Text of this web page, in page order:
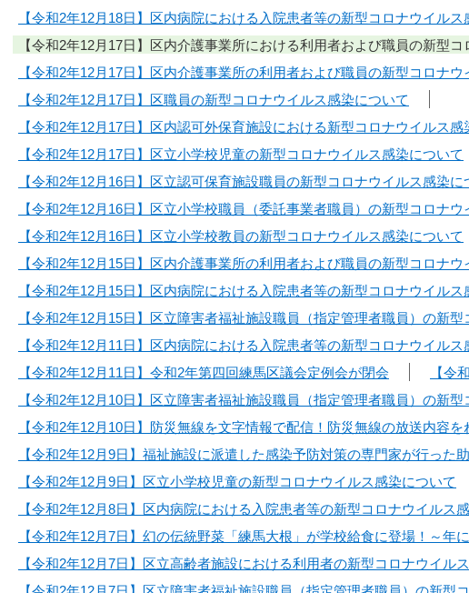
【令和2年12月18日】区内病院における入院患者等の新型コロナウイルス
【令和2年12月17日】区内介護事業所における利用者および職員の新型
【令和2年12月17日】区内介護事業所の利用者および職員の新型コロナウ
【令和2年12月17日】区職員の新型コロナウイルス感染について
【令和2年12月17日】区内認可外保育施設における新型コロナウイルス感
【令和2年12月17日】区立小学校児童の新型コロナウイルス感染について
【令和2年12月16日】区立認可保育施設職員の新型コロナウイルス感染に
【令和2年12月16日】区立小学校職員（委託事業者職員）の新型コロナ
【令和2年12月16日】区立小学校教員の新型コロナウイルス感染について
【令和2年12月15日】区内介護事業所の利用者および職員の新型コロナ
【令和2年12月15日】区内病院における入院患者等の新型コロナウイルス
【令和2年12月15日】区立障害者福祉施設職員（指定管理者職員）の新
【令和2年12月11日】区内病院における入院患者等の新型コロナウイルス
【令和2年12月11日】令和2年第四回練馬区議会定例会が閉会
【令
【令和2年12月10日】区立障害者福祉施設職員（指定管理者職員）の新
【令和2年12月10日】防災無線を文字情報で配信！防災無線の放送内容
【令和2年12月9日】福祉施設に派遣した感染予防対策の専門家が行った
【令和2年12月9日】区立小学校児童の新型コロナウイルス感染について
【令和2年12月8日】区内病院における入院患者等の新型コロナウイルス
【令和2年12月7日】幻の伝統野菜「練馬大根」が学校給食に登場！～年
【令和2年12月7日】区立高齢者施設における利用者の新型コロナウイル